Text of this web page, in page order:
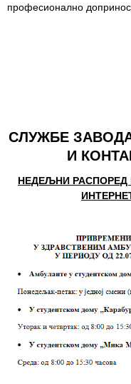
професионално
СЛУЖБЕ
И
НЕДЕЉНИ РАСПОРЕД
економско-
/ јавне
Квалитет
Документа
ДОКУМЕНТА
ЗА
ЗАПОСЛЕНЕ